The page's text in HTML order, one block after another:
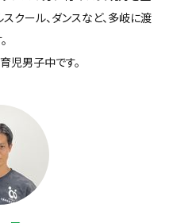
クール、ダンスなど、多岐に渡
児男子中です。